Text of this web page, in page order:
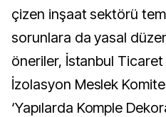
çizen inşaat sektörü
sorunlara da yasal
öneriler, İstanbul
İzolasyon Meslek
‘Yapılarda Komple